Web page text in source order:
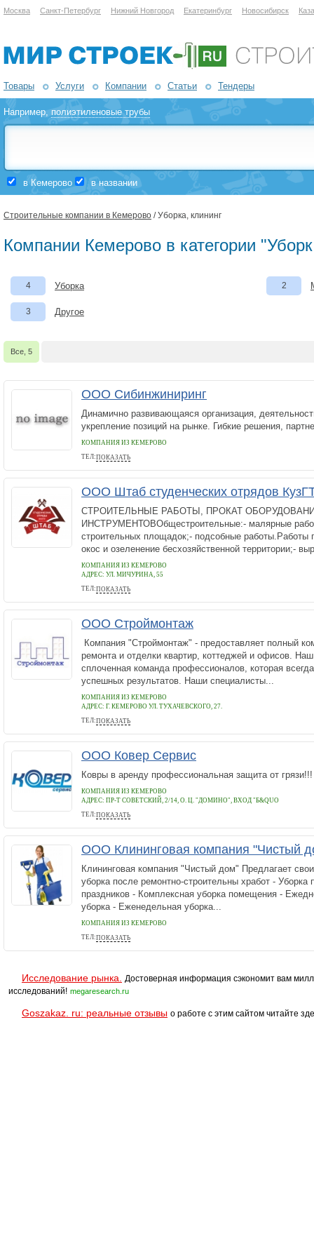
Москва Санкт-Петербург Нижний Новгород Екатеринбург Новосибирск
Товары Услуги Компании Статьи Тендеры
Например,полиэтиленовые трубы
в Кемерово в названии
Строительные компании в Кемерово / Уборка, клининг
Компании Кемерово в категории
4 Уборка 2
3 Другое
Все, 5
ООО Сибинжиниринг
Динамично развивающаяся организация,
укрепление позиций на рынке. Гибкие решения,
КОМПАНИЯ ИЗ КЕМЕРОВО
ТЕЛ:ПОКАЗАТЬ
8-950-580-23-26
ООО Штаб студенческих отрядов
СТРОИТЕЛЬНЫЕ РАБОТЫ, ПРОКАТ
ИНСТРУМЕНТОВОбщестроительные:- малярные
строительных площадок;- подсобные работы.Работы
окос и озеленение бесхозяйственной территории;-
КОМПАНИЯ ИЗ КЕМЕРОВО
АДРЕС: УЛ. МИЧУРИНА, 55
ТЕЛ:ПОКАЗАТЬ
+7 961 862 8218
ООО Строймонтаж
Компания "Строймонтаж" - предоставляет полный
ремонта и отделки квартир, коттеджей и офисов.
сплоченная команда профессионалов, которая
успешных результатов. Наши специалисты...
КОМПАНИЯ ИЗ КЕМЕРОВО
АДРЕС: Г. КЕМЕРОВО УЛ. ТУХАЧЕВСКОГО, 27.
ТЕЛ:ПОКАЗАТЬ
8(3842)63-07-09
ООО Ковер Сервис
Ковры в аренду профессиональная защита от грязи!!!
КОМПАНИЯ ИЗ КЕМЕРОВО
АДРЕС: ПР-Т СОВЕТСКИЙ, 2/14, О. Ц. "ДОМИНО", ВХОД "Б&QUO
ТЕЛ:ПОКАЗАТЬ
8-923-567-27-56
ООО Клининговая компания "Чистый
Клининговая компания "Чистый дом" Предлагает
уборка после ремонтно-строительны хработ -
праздников - Комплексная уборка помещения -
уборка - Еженедельная уборка...
КОМПАНИЯ ИЗ КЕМЕРОВО
ТЕЛ:ПОКАЗАТЬ
89236167357
Исследование рынка.
Достоверная информация сэкономит вам
исследований! megaresearch.ru
Goszakaz. ru: реальные отзывы о работе с этим сайтом читайте